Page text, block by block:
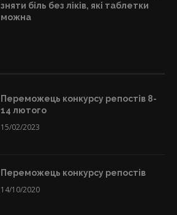
зняти біль без ліків, які таблетки
можна
Переможець конкурсу репостів 8-
14 лютого
15/02/2023
Переможець конкурсу репостів
14/10/2020